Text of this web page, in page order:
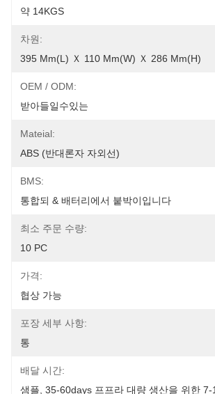
약 14KGS
차원:
395 Mm(L) Ｘ 110 Mm(W) Ｘ 286 Mm(H)
OEM / ODM:
받아들일수있는
Mateial:
ABS (반대론자 자외선)
BMS:
통합되 & 배터리에서 붙박이입니다
최소 주문 수량:
10 PC
가격:
협상 가능
포장 세부 사항:
통
배달 시간:
샘플, 35-60days 프프라 대량 생산을 위한 7-